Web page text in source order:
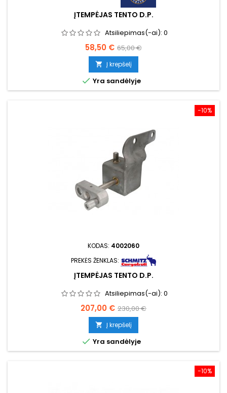
ĮTEMPĖJAS TENTO D.P.
Atsiliepimas(-ai): 0
Kaina
58,50 € Bazinė
kaina
65,00 €
 Į krepšelį
 Yra sandėlyje
−10%
KODAS: 4002060
PREKĖS ŽENKLAS:
ĮTEMPĖJAS TENTO D.P.
Atsiliepimas(-ai): 0
Kaina
207,00 € Bazinė
kaina
230,00 €
 Į krepšelį
 Yra sandėlyje
−10%